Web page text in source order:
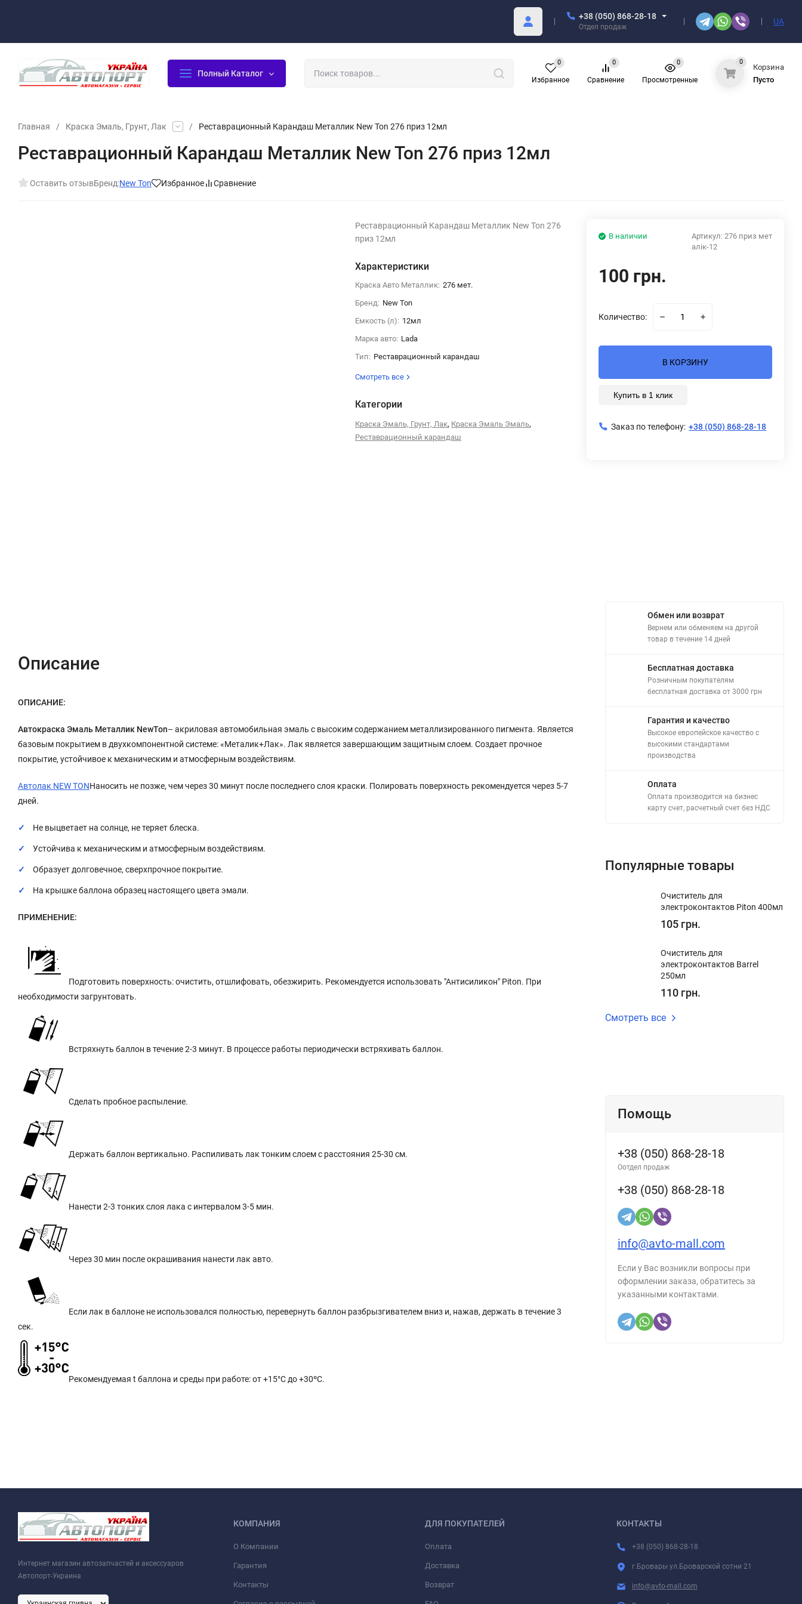
+38 (050) 868-28-18
Отдел продаж
UA
Полный Каталог
Избранное
0
Сравнение
0
Просмотренные
0 0
Корзина
Пусто
Главная / Краска Эмаль, Грунт, Лак / Реставрационный Карандаш Металлик New Ton 276 приз 12мл
Реставрационный Карандаш Металлик New Ton 276 приз 12мл
Оставить отзывБренд:New Ton Избранное Сравнение
Реставрационный Карандаш Металлик New Ton 276
приз 12мл
Характеристики
Краска Авто Металлик: 276 мет.
Бренд: New Ton
Емкость (л): 12мл
Марка авто: Lada
Тип: Реставрационный карандаш
Смотреть все
Категории
Краска Эмаль, Грунт, Лак, Краска Эмаль Эмаль,
Реставрационный карандаш
Артикул: 276 приз мет
алік-12
В наличии
100 грн.
Количество:
В КОРЗИНУ
Купить в 1 клик
Заказ по телефону: +38 (050) 868-28-18
Описание
ОПИСАНИЕ:
Автокраска Эмаль Металлик NewTon– акриловая автомобильная эмаль с высоким содержанием металлизированного пигмента. Является
базовым покрытием в двухкомпонентной системе: «Металик+Лак». Лак является завершающим защитным слоем. Создает прочное
покрытие, устойчивое к механическим и атмосферным воздействиям.
Автолак NEW TONНаносить не позже, чем через 30 минут после последнего слоя краски. Полировать поверхность рекомендуется через 5-7
дней.
Не выцветает на солнце, не теряет блеска.
Устойчива к механическим и атмосферным воздействиям.
Образует долговечное, сверхпрочное покрытие.
На крышке баллона образец настоящего цвета эмали.
ПРИМЕНЕНИЕ:
Подготовить поверхность: очистить, отшлифовать, обезжирить. Рекомендуется использовать "Антисиликон" Piton. При
необходимости загрунтовать.
Встряхнуть баллон в течение 2-3 минут. В процессе работы периодически встряхивать баллон.
Сделать пробное распыление.
Держать баллон вертикально. Распиливать лак тонким слоем с расстояния 25-30 см.
Нанести 2-3 тонких слоя лака с интервалом 3-5 мин.
Через 30 мин после окрашивания нанести лак авто.
Если лак в баллоне не использовался полностью, перевернуть баллон разбрызгивателем вниз и, нажав, держать в течение 3
сек.
Рекомендуемая t баллона и среды при работе: от +15°C до +30ºС.
Обмен или возврат
Вернем или обменяем на другой
товар в течение 14 дней
Бесплатная доставка
Розничным покупателям
бесплатная доставка от 3000 грн
Гарантия и качество
Высокое европейское качество с
высокими стандартами
производства
Оплата
Оплата производится на бизнес
карту счет, расчетный счет без НДС
Популярные товары
Очиститель для
электроконтактов Piton 400мл
105 грн.
Очиститель для
электроконтактов Barrel
250мл
110 грн.
Смотреть все
Помощь
+38 (050) 868-28-18
Оотдел продаж
+38 (050) 868-28-18
info@avto-mall.com
Если у Вас возникли вопросы при
оформлении заказа, обратитесь за
указанными контактами.
Интернет магазин автозапчастей и аксессуаров
Автопорт-Украина
КОМПАНИЯ
О Компании
Гарантия
Контакты
ДЛЯ ПОКУПАТЕЛЕЙ
Оплата
Доставка
Возврат
КОНТАКТЫ
+38 (050) 868-28-18
г.Бровары ул.Броварской сотни 21
info@avto-mall.com